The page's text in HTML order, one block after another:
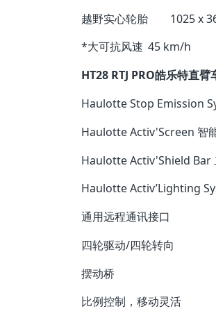
越野实心轮胎
1025 x
*大可抗风速 45 km/h
HT28 RTJ PRO皓乐特直臂
Haulotte Stop Emission
Haulotte Activ'Screen 智
Haulotte Activ'Shield Bar
Haulotte Activ’Lighting
通用远程通讯接口
四轮驱动/四轮转向
摆动桥
比例控制，移动灵活